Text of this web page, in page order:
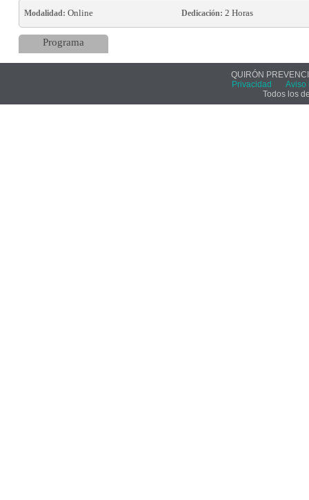
Modalidad: Online Dedicación: 2 Horas
Programa
QUIRÓN
Privacidad
Aviso
Todos los